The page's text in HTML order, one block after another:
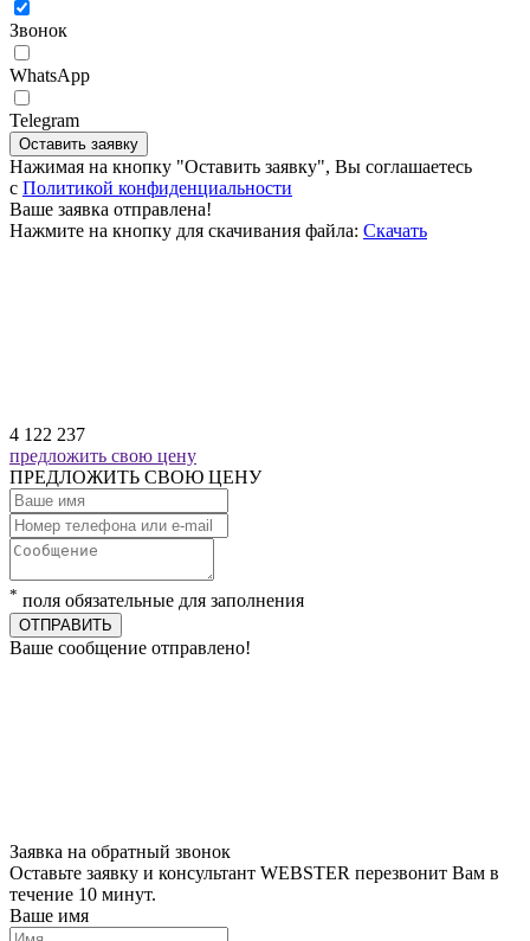
Звонок
WhatsApp
Telegram
Оставить заявку
Нажимая на кнопку "Оставить заявку", Вы соглашаетесь
c Политикой конфиденциальности
Ваше заявка отправлена!
Нажмите на кнопку для скачивания файла: Скачать
4 122 237
предложить свою цену
ПРЕДЛОЖИТЬ СВОЮ ЦЕНУ
* поля обязательные для заполнения
ОТПРАВИТЬ
Ваше сообщение отправлено!
Заявка на обратный звонок
Оставьте заявку и консультант WEBSTER перезвонит Вам в
течение 10 минут.
Ваше имя